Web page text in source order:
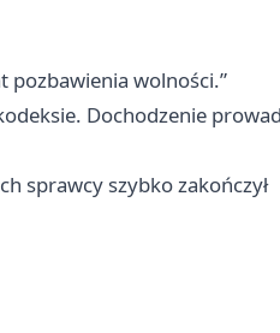
pozbawienia wolności.”
Dochodzenie
sprawcy szybko zakończył